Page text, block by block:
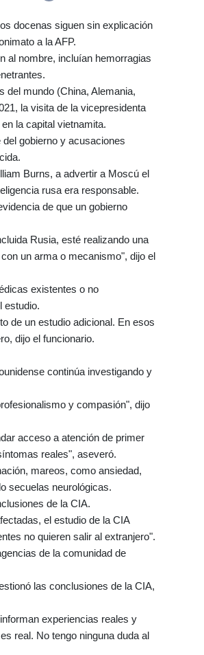
docenas siguen sin explicación
a la AFP.
al nombre, incluían hemorragias
del mundo (China, Alemania,
la visita de la vicepresidenta
la capital vietnamita.
gobierno y acusaciones
Burns, a advertir a Moscú el
rusa era responsable.
de que un gobierno
Rusia, esté realizando una
un arma o mecanismo", dijo el
existentes o no
estudio.
de un estudio adicional. En esos
dijo el funcionario.
continúa investigando y
y compasión", dijo
acceso a atención de primer
reales", aseveró.
mareos, como ansiedad,
secuelas neurológicas.
de la CIA.
el estudio de la CIA
no quieren salir al extranjero".
de la comunidad de
las conclusiones de la CIA,
experiencias reales y
real. No tengo ninguna duda al